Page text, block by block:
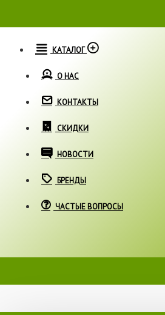
КАТАЛОГ
О НАС
КОНТАКТЫ
СКИДКИ
НОВОСТИ
БРЕНДЫ
ЧАСТЫЕ ВОПРОСЫ